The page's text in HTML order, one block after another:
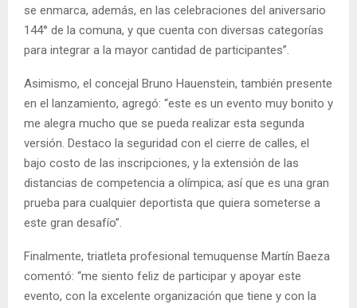
se enmarca, además, en las celebraciones del aniversario
144° de la comuna, y que cuenta con diversas categorías
para integrar a la mayor cantidad de participantes”.
Asimismo, el concejal Bruno Hauenstein, también presente
en el lanzamiento, agregó: “este es un evento muy bonito y
me alegra mucho que se pueda realizar esta segunda
versión. Destaco la seguridad con el cierre de calles, el
bajo costo de las inscripciones, y la extensión de las
distancias de competencia a olímpica; así que es una gran
prueba para cualquier deportista que quiera someterse a
este gran desafío”.
Finalmente, triatleta profesional temuquense Martín Baeza
comentó: “me siento feliz de participar y apoyar este
evento, con la excelente organización que tiene y con la